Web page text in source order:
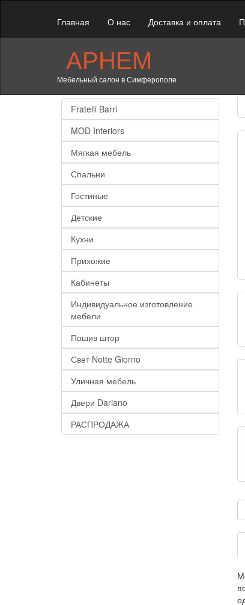
Главная О нас Доставка и оплата
АРНЕМ
Мебельный салон в Симферополе
Fratelli Barri
MOD Interiors
Мягкая мебель
Спальни
Гостиные
Детские
Кухни
Прихожие
Кабинеты
Индивидуальное изготовление
мебели
Пошив штор
Свет Notte Giorno
Уличная мебель
Двери Dariano
РАСПРОДАЖА